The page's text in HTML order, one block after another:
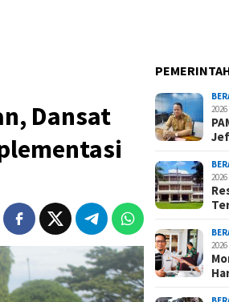
Dansat
2026
2026
2026